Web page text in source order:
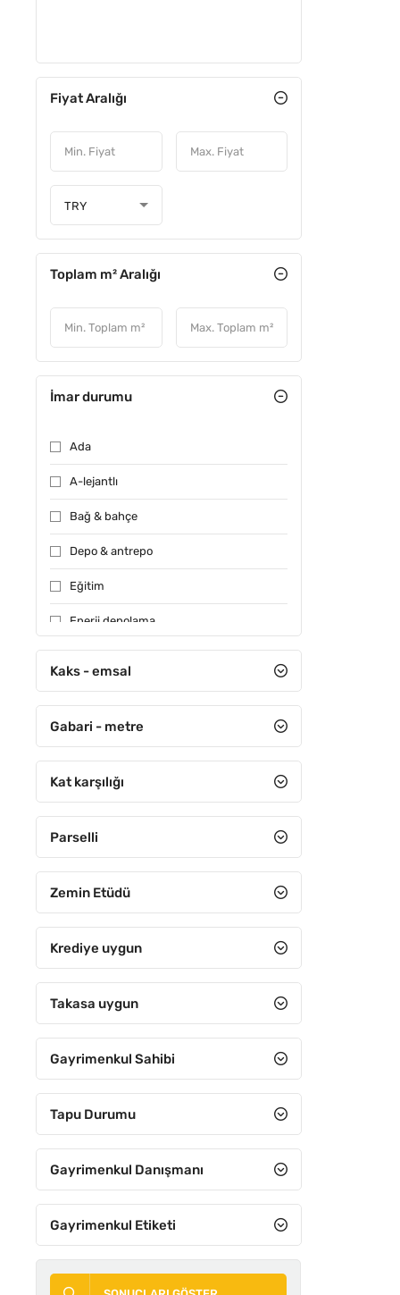
Fiyat Aralığı
TRY
Toplam m² Aralığı
İmar durumu
Ada
A-lejantlı
Bağ & bahçe
Depo & antrepo
Eğitim
Enerji depolama
Muhtelif
Özel kullanım
Sağlık
Sera
Spor alanı
Tercihli Alan
Ticari
Ticari konut
Turizm
Zeytinlik
Kaks - emsal
Gabari - metre
Kat karşılığı
Parselli
Zemin Etüdü
Krediye uygun
Takasa uygun
Gayrimenkul Sahibi
Tapu Durumu
Gayrimenkul Danışmanı
Gayrimenkul Etiketi